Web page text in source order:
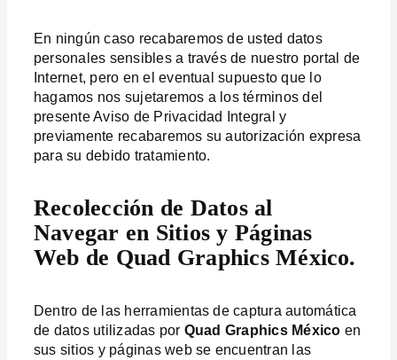
En ningún caso recabaremos de usted datos
personales sensibles a través de nuestro portal de
Internet, pero en el eventual supuesto que lo
hagamos nos sujetaremos a los términos del
presente Aviso de Privacidad Integral y
previamente recabaremos su autorización expresa
para su debido tratamiento.
Recolección de Datos al
Navegar en Sitios y Páginas
Web de Quad Graphics México.
Dentro de las herramientas de captura automática
de datos utilizadas por Quad Graphics México en
sus sitios y páginas web se encuentran las